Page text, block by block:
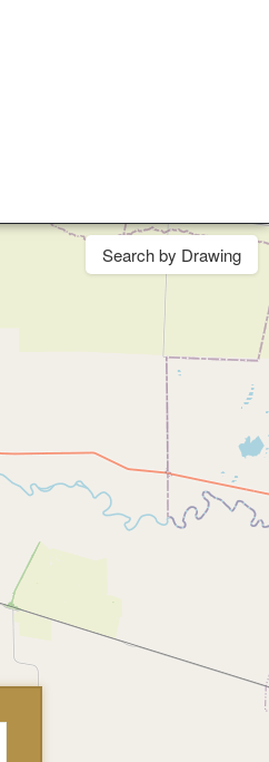
Search by Drawing